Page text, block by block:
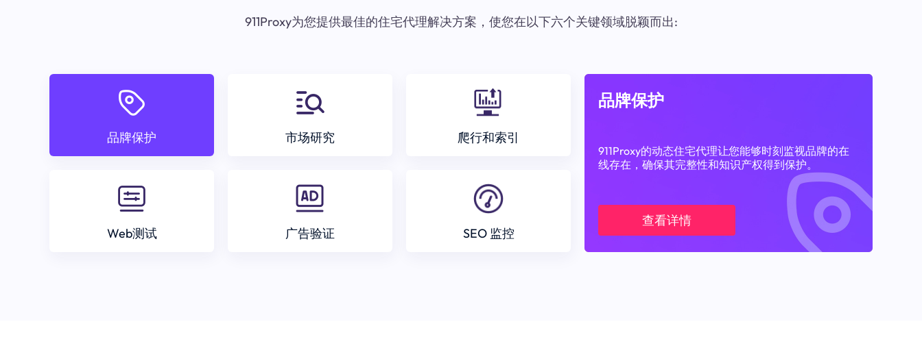
911Proxy为您提供最佳的住宅代理解决方案，使您在以下六个关键领域脱颖而出:
品牌保护 市场研究 爬行和索引
Web测试 广告验证 SEO 监控
品牌保护
911Proxy的动态住宅代理让您能够时刻监视品牌的在
线存在，确保其完整性和知识产权得到保护。
查看详情